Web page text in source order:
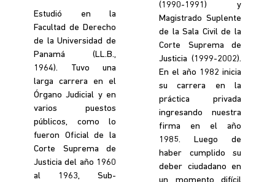
Estudió en la
Facultad de Derecho
de la Universidad de
Panamá (LL.B.,
1964). Tuvo una
larga carrera en el
Órgano Judicial y en
varios puestos
públicos, como lo
fueron Oficial de la
Corte Suprema de
Justicia del año 1960
al 1963, Sub-
(1990-1991) y
Magistrado Suplente
de la Sala Civil de la
Corte Suprema de
Justicia (1999-2002).
En el año 1982 inicia
su carrera en la
práctica privada
ingresando nuestra
firma en el año
1985. Luego de
haber cumplido su
deber ciudadano en